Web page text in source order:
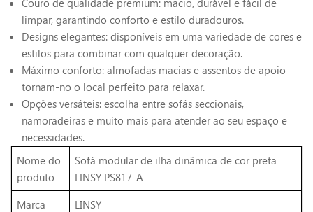
limpar, garantindo conforto e estilo duradouros.
Designs elegantes: disponíveis em uma variedade de cores e
estilos para combinar com qualquer decoração.
Máximo conforto: almofadas macias e assentos de apoio
tornam-no o local perfeito para relaxar.
Opções versáteis: escolha entre sofás seccionais,
namoradeiras e muito mais para atender ao seu espaço e
necessidades.
Nome do
produto
Sofá modular de ilha dinâmica de cor preta
LINSY PS817-A
Marca
LINSY